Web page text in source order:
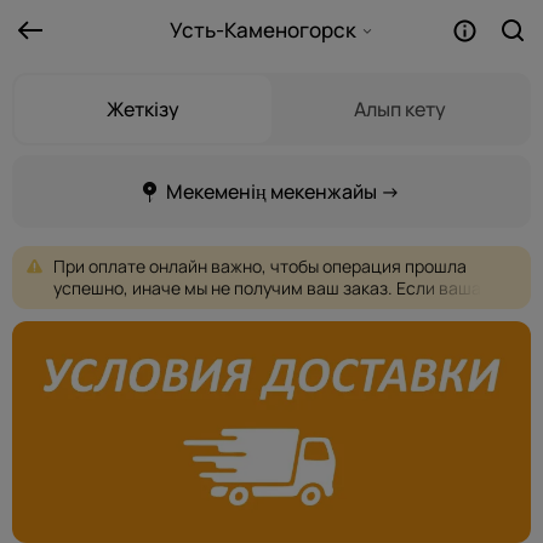
Усть-Каменогорск
Жеткізу Алып кету
Мекеменің мекенжайы →
При оплатеонлайн важно, чтобыоперация прошла
успешно, иначе мы не получим ваш заказ. Если ваша
оплатанепроходит,пожалуйста,выберитедругую